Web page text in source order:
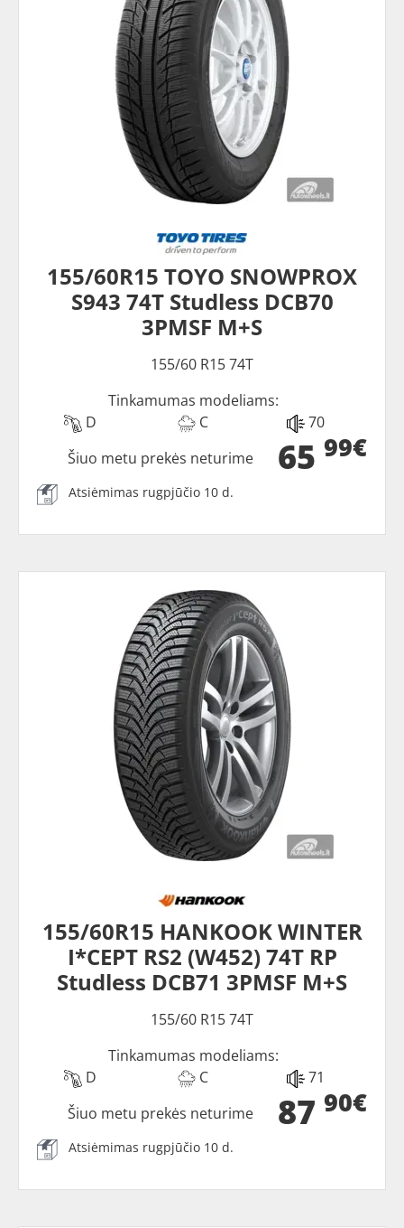
155/60R15 TOYO SNOWPROX
S943 74T Studless DCB70
3PMSF M+S
155/60 R15 74T
Tinkamumas modeliams:
D
C 70
65 99€
Šiuo metu prekės neturime
Atsiėmimas rugpjūčio 10 d.
155/60R15 HANKOOK WINTER
I*CEPT RS2 (W452) 74T RP
Studless DCB71 3PMSF M+S
155/60 R15 74T
Tinkamumas modeliams:
D
C 71
87 90€
Šiuo metu prekės neturime
Atsiėmimas rugpjūčio 10 d.